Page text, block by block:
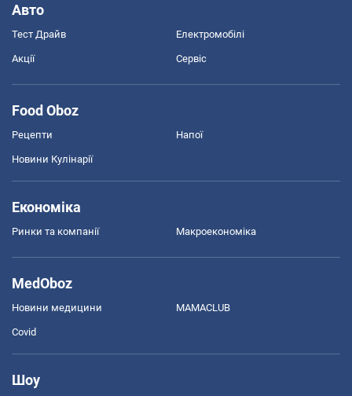
Авто
Тест Драйв Електромобілі
Акції Сервіс
Food Oboz
Рецепти Напої
Новини Кулінарії
Економіка
Ринки та компанії Макроекономіка
MedOboz
Новини медицини MAMACLUB
Covid
Шоу